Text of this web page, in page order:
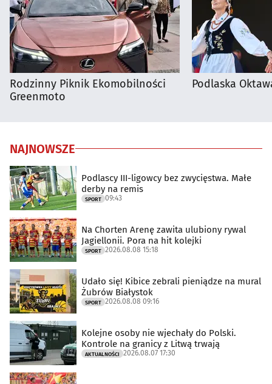
Rodzinny Piknik Ekomobilności
Greenmoto
Podlaska
NAJNOWSZE
Podlascy III-ligowcy bez zwycięstwa. Małe
derby na remis
SPORT 09:43
Na Chorten Arenę zawita ulubiony rywal
Jagiellonii. Pora na hit kolejki
SPORT 2026.08.08 15:18
Udało się! Kibice zebrali pieniądze na mural
Żubrów Białystok
SPORT 2026.08.08 09:16
Kolejne osoby nie wjechały do Polski.
Kontrole na granicy z Litwą trwają
AKTUALNOŚCI 2026.08.07 17:30